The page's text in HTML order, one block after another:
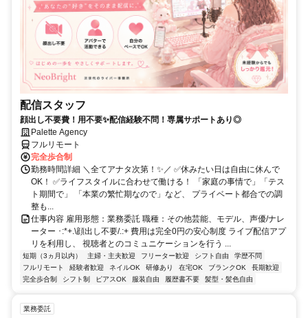
配信スタッフ
顔出し不要費！用不要✨配信経験不問！専属サポートあり◎
Palette Agency
フルリモート
完全歩合制
勤務時間詳細 ＼全てアナタ次第！✨／ ✅休みたい日は自由に休んで
OK！ ✅ライフスタイルに合わせて働ける！ 「家庭の事情で」「テス
ト期間で」 「本業の繁忙期なので」など、 プライベート都合での調
整も...
仕事内容 雇用形態：業務委託 職種：その他芸能、モデル、声優/ナレ
ーター ･:*+.\顔出し不要/.:+ 費用は完全0円の安心制度 ライブ配信アプ
リを利用し、 視聴者とのコミュニケーションを行う ...
短期（3ヵ月以内） 主婦・主夫歓迎 フリーター歓迎 シフト自由
学歴不問
フルリモート
経験者歓迎 ネイルOK 研修あり 在宅OK ブランクOK
長期歓迎
完全歩合制
シフト制 ピアスOK 服装自由 履歴書不要 髪型・髪色自由
業務委託